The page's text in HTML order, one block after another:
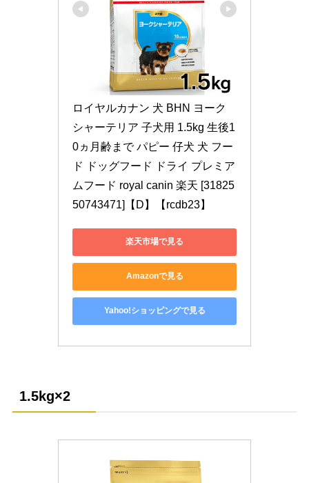
ロイヤルカナン 犬 BHN ヨーク
シャーテリア 子犬用 1.5kg 生後1
0ヵ月齢まで パピー 仔犬 犬 フー
ド ドッグフード ドライ プレミア
ムフード royal canin 楽天 [31825
50743471]【D】【rcdb23】
楽天市場で見る
Amazonで見る
Yahoo!ショッピングで見る
1.5kg×2